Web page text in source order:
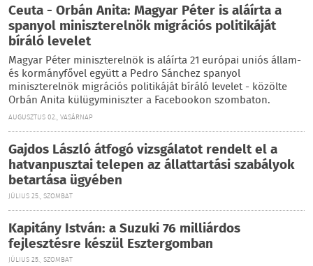
Ceuta - Orbán Anita: Magyar Péter is aláírta a
spanyol miniszterelnök migrációs politikáját
bíráló levelet
Magyar Péter miniszterelnök is aláírta 21 európai uniós állam-
és kormányfővel együtt a Pedro Sánchez spanyol
miniszterelnök migrációs politikáját bíráló levelet - közölte
Orbán Anita külügyminiszter a Facebookon szombaton.
AUGUSZTUS 02., VASÁRNAP
Gajdos László átfogó vizsgálatot rendelt el a
hatvanpusztai telepen az állattartási szabályok
betartása ügyében
JÚLIUS 25., SZOMBAT
Kapitány István: a Suzuki 76 milliárdos
fejlesztésre készül Esztergomban
JÚLIUS 25., SZOMBAT